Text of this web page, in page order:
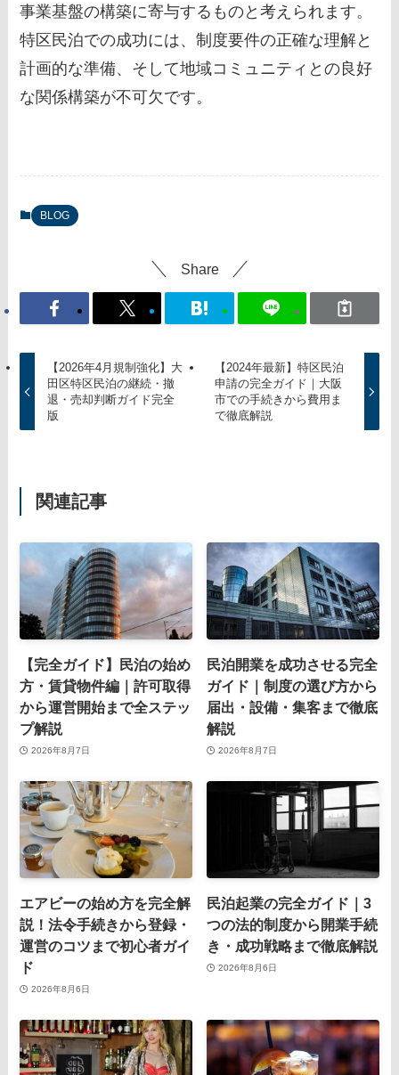
事業基盤の構築に寄与するものと考えられます。
特区民泊での成功には、制度要件の正確な理解と
計画的な準備、そして地域コミュニティとの良好
な関係構築が不可欠です。
BLOG
Share
【2026年4月規制強化】大
田区特区民泊の継続・撤
退・売却判断ガイド完全
版
【2024年最新】特区民泊
申請の完全ガイド｜大阪
市での手続きから費用ま
で徹底解説
関連記事
【完全ガイド】民泊の始め
方・賃貸物件編｜許可取得
から運営開始まで全ステッ
プ解説
2026年8月7日
民泊開業を成功させる完全
ガイド｜制度の選び方から
届出・設備・集客まで徹底
解説
2026年8月7日
エアビーの始め方を完全解
説！法令手続きから登録・
運営のコツまで初心者ガイ
ド
2026年8月6日
民泊起業の完全ガイド｜3
つの法的制度から開業手続
き・成功戦略まで徹底解説
2026年8月6日